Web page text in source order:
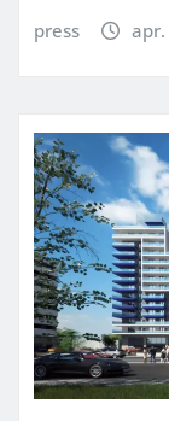
press apr.